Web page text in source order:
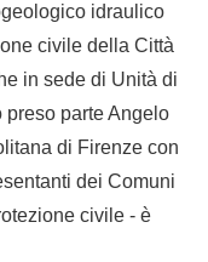
idraulico
civile della Città
in sede di Unità di
parte Angelo
di Firenze con
dei Comuni
civile - è